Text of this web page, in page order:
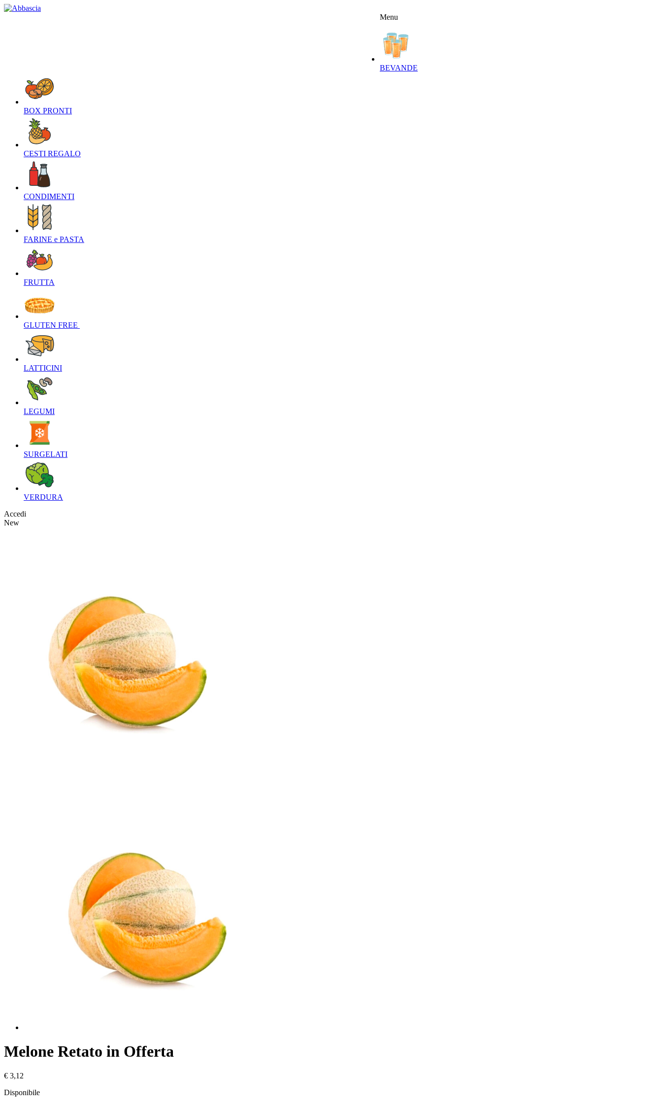
Menu
BEVANDE‎
BOX PRONTI‎
CESTI REGALO‎
CONDIMENTI‎
FARINE e PASTA‎
FRUTTA‎
GLUTEN FREE ‎
LATTICINI‎
LEGUMI‎
SURGELATI‎
VERDURA‎
Accedi
New
Melone Retato in Offerta
€ 3,12
Disponibile